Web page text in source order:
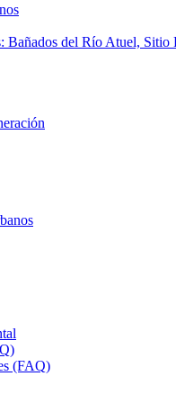
Bañados del Río Atuel, Sitio
(FAQ)